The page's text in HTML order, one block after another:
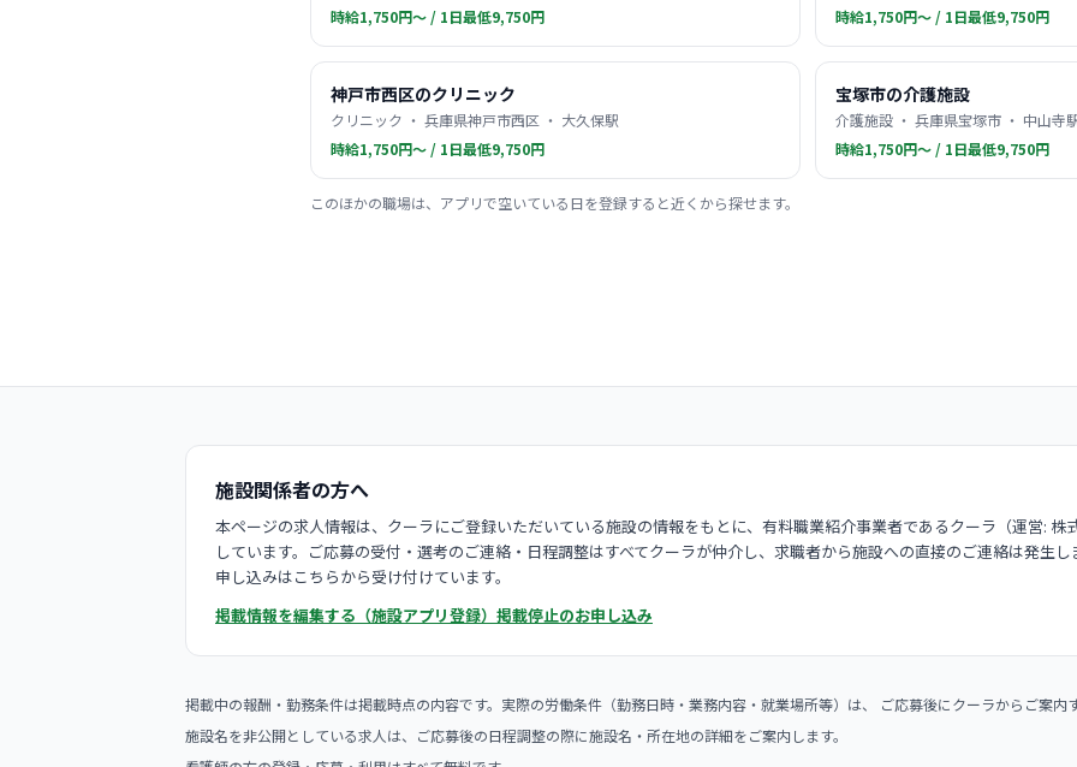
時給1,750円〜 / 1日最低9,750円
時給1,750円〜 / 1日最低9,750円
神戸市西区のクリニック
クリニック ・ 兵庫県神戸市西区 ・ 大久保駅
時給1,750円〜 / 1日最低9,750円
宝塚市の介護施設
介護施設 ・ 兵庫県宝塚市 ・ 中山寺
時給1,750円〜 / 1日最低9,750円
このほかの職場は、アプリで空いている日を登録すると近くから探せます。
施設関係者の方へ
本ページの求人情報は、クーラにご登録いただいている施設の情報をもとに、有料職業紹介事業者であるクーラ（運営:
しています。ご応募の受付・選考のご連絡・日程調整はすべてクーラが仲介し、求職者から施設への直接のご連絡は発生
申し込みはこちらから受け付けています。
掲載情報を編集する（施設アプリ登録） 掲載停止のお申し込み
掲載中の報酬・勤務条件は掲載時点の内容です。実際の労働条件（勤務日時・業務内容・就業場所等）は、 ご応募後にクーラからご案内
施設名を非公開としている求人は、ご応募後の日程調整の際に施設名・所在地の詳細をご案内します。